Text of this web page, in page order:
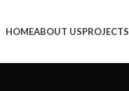
HOMEABOUT USPROJECTS